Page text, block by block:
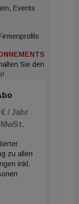
politisch
der
diesen
Süd werden
Industrie &
behaupten
Objekte
Branche mit
Events
Sie den
/ Jahr
zu allen
inkl.